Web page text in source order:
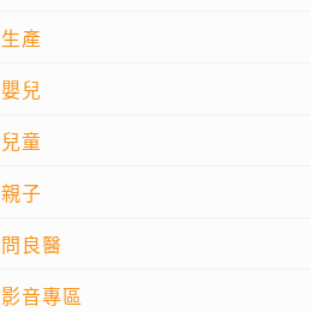
生產
嬰兒
兒童
親子
問良醫
影音專區